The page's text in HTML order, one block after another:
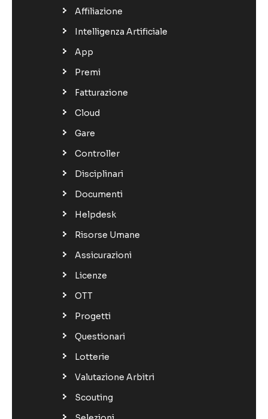
Affiliazione
Intelligenza Artificiale
App
Premi
Fatturazione
Cloud
Gare
Controller
Disciplinari
Documenti
Helpdesk
Risorse Umane
Assicurazioni
Licenze
OTT
Progetti
Questionari
Lotterie
Valutazione Arbitri
Scouting